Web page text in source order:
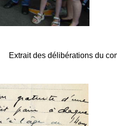
Extrait des délibérations du